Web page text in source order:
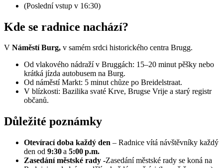
(Poslední vstup v 16:30)
Kde se radnice nachází?
V Náměstí Burg, v samém srdci historického centra Brugg.
Od vlakového nádraží v Bruggách: 15–20 minut pěšky nebo
krátká jízda autobusem na Burg.
Od náměstí Markt: 5 minut chůze po Breidelstraat.
V blízkosti: Bazilika svaté Krve, Brugse Vrije a starý registr
občanů.
Důležité poznámky
Otevírací doba každý den – Radnice vítá návštěvníky každý
den od 9:30a 5:00 p.m.
Zasedání městské rady -Zasedání městské rady se koná na